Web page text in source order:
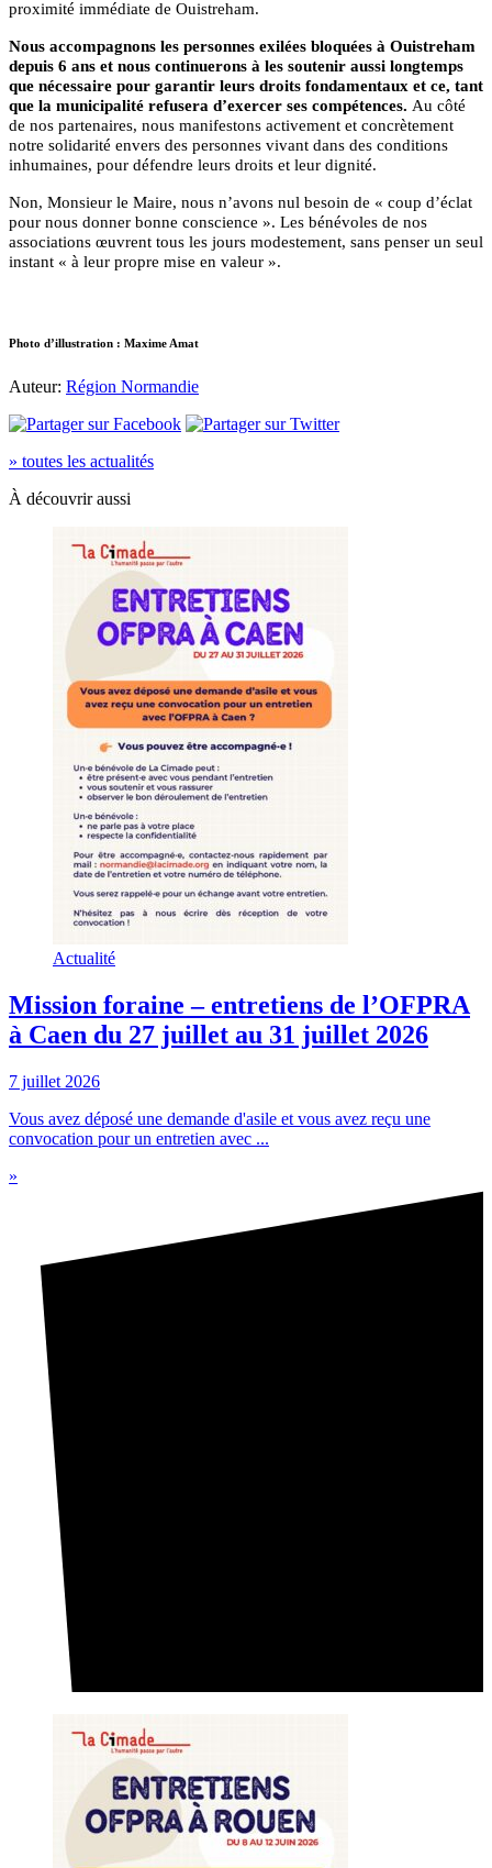
proximité immédiate de Ouistreham.
Nous accompagnons les personnes exilées bloquées à Ouistreham
depuis 6 ans et nous continuerons à les soutenir aussi longtemps
que nécessaire pour garantir leurs droits fondamentaux et ce, tant
que la municipalité refusera d’exercer ses compétences. Au côté
de nos partenaires, nous manifestons activement et concrètement
notre solidarité envers des personnes vivant dans des conditions
inhumaines, pour défendre leurs droits et leur dignité.
Non, Monsieur le Maire, nous n’avons nul besoin de « coup d’éclat
pour nous donner bonne conscience ». Les bénévoles de nos
associations œuvrent tous les jours modestement, sans penser un seul
instant « à leur propre mise en valeur ».
Photo d’illustration : Maxime Amat
Auteur: Région Normandie
» toutes les actualités
À découvrir aussi
Actualité
Mission foraine – entretiens de l’OFPRA
à Caen du 27 juillet au 31 juillet 2026
7 juillet 2026
Vous avez déposé une demande d'asile et vous avez reçu une
convocation pour un entretien avec ...
»